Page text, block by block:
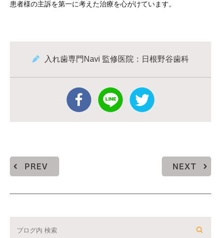
患者様の主訴を第一に考えた治療を心がけています。
入れ歯専門Navi 監修医院：日根野谷歯科
PREV NEXT